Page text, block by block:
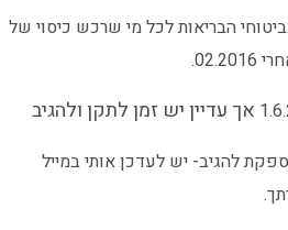
הבריאות לכל מי שרכש כיסוי של
אך עדיין יש זמן לתקן ולהגיב
להגיב- יש לעדכן אותי במייל